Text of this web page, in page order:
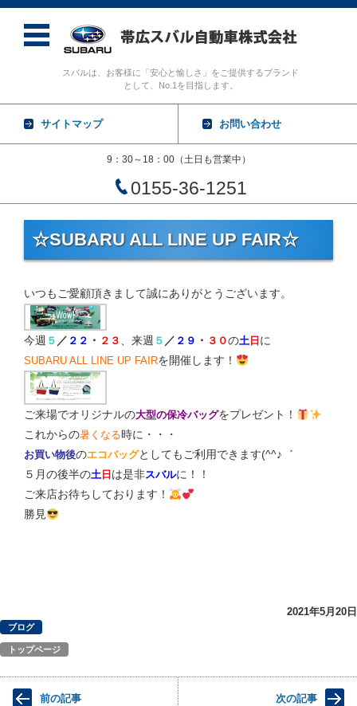
スバルは、お客様に「安心と愉しさ」をご提供するブランド
として、No.1を目指します。
サイトマップ お問い合わせ
9：30～18：00（土日も営業中）
0155-36-1251
コンテンツに移動
☆SUBARU ALL LINE UP FAIR☆
いつもご愛顧頂きまして誠にありがとうございます。
今週 ５ ／ ２２ ・ ２３ 、来週 ５ ／ ２９ ・ ３０の土 日 に
SUBARU ALL LINE UP FAIRを開催します！
ご来場でオリジナルの大型の保冷バッグをプレゼント！
これからの暑くなる時に・・・
お買い物後のエコバッグとしてもご利用できます(^^♪゛
５月の後半の土 日 は是非スバルに！！
ご来店お待ちしております！
勝見
2021年5月20日
ブログ
トップページ
前の記事 次の記事